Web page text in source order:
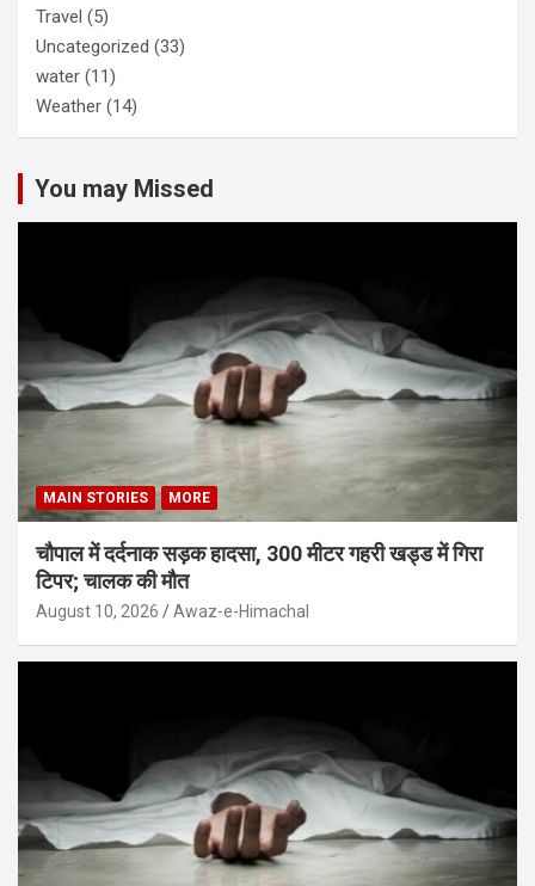
Travel (5)
Uncategorized (33)
water (11)
Weather (14)
You may Missed
MAIN STORIES MORE
चौपाल में दर्दनाक सड़क हादसा, 300 मीटर गहरी खड्ड में गिरा
टिपर; चालक की मौत
August 10, 2026 Awaz-e-Himachal